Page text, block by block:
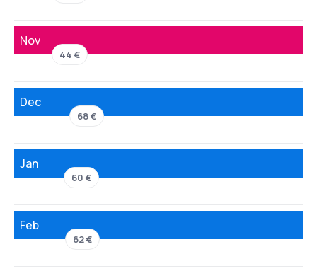
Nov
44 €
Dec
68 €
Jan
60 €
Feb
62 €